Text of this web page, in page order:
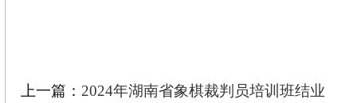
上一篇： 2024年湖南省象棋裁判员培训班结业